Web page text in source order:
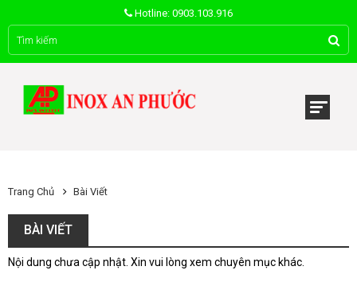
Hotline: 0903.103.916
Trang Chủ Bài Viết
BÀI VIẾT
Nội dung chưa cập nhật. Xin vui lòng xem chuyên mục khác.